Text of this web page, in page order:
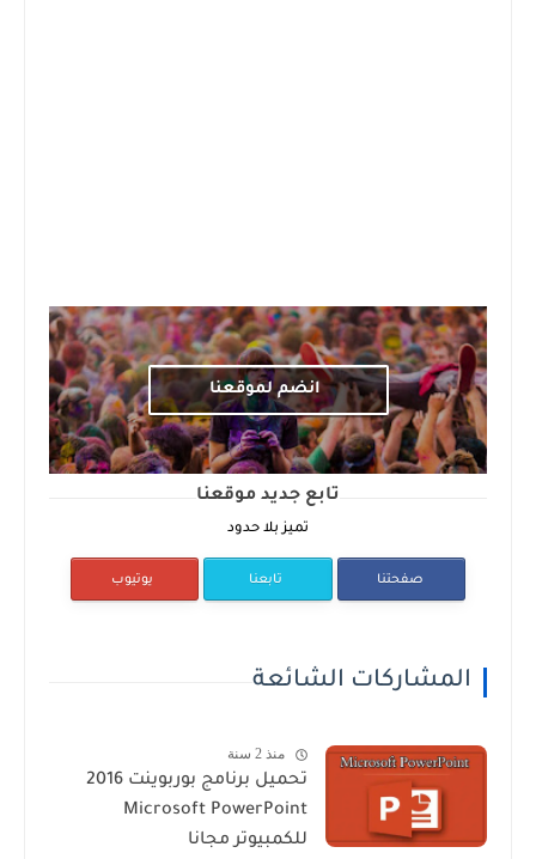
انضم لموقعنا
تابع جديد موقعنا
تميز بلا حدود
صفحتنا تابعنا يوتيوب
المشاركات الشائعة
منذ 2 سنة
تحميل برنامج بوربوينت 2016
Microsoft PowerPoint
للكمبيوتر مجانا